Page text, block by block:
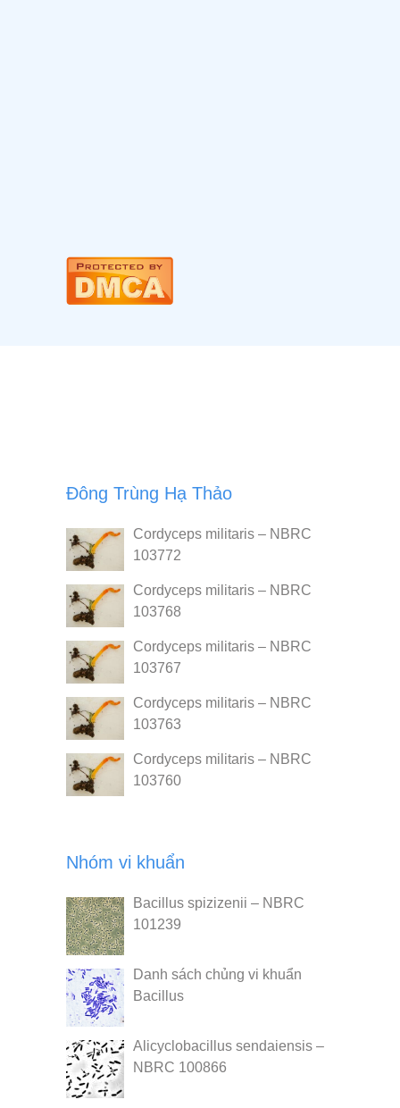
Đông Trùng Hạ Thảo
Cordyceps militaris – NBRC
103772
Cordyceps militaris – NBRC
103768
Cordyceps militaris – NBRC
103767
Cordyceps militaris – NBRC
103763
Cordyceps militaris – NBRC
103760
Nhóm vi khuẩn
Bacillus spizizenii – NBRC
101239
Danh sách chủng vi khuẩn
Bacillus
Alicyclobacillus sendaiensis –
NBRC 100866